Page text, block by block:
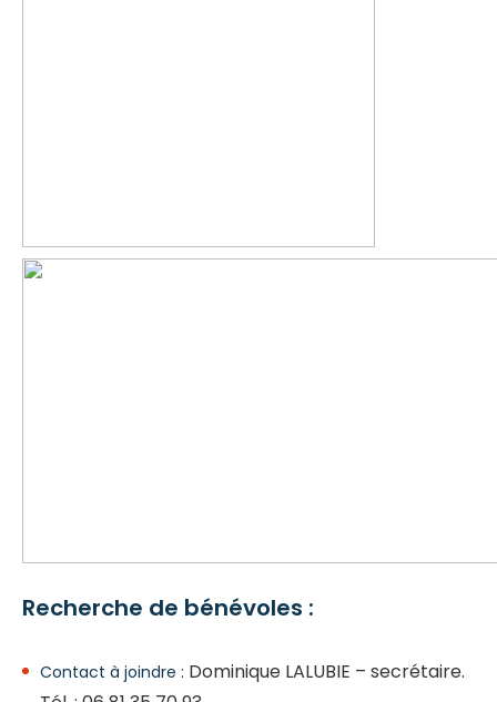
Recherche de bénévoles :
Contact à joindre : Dominique LALUBIE – secrétaire.